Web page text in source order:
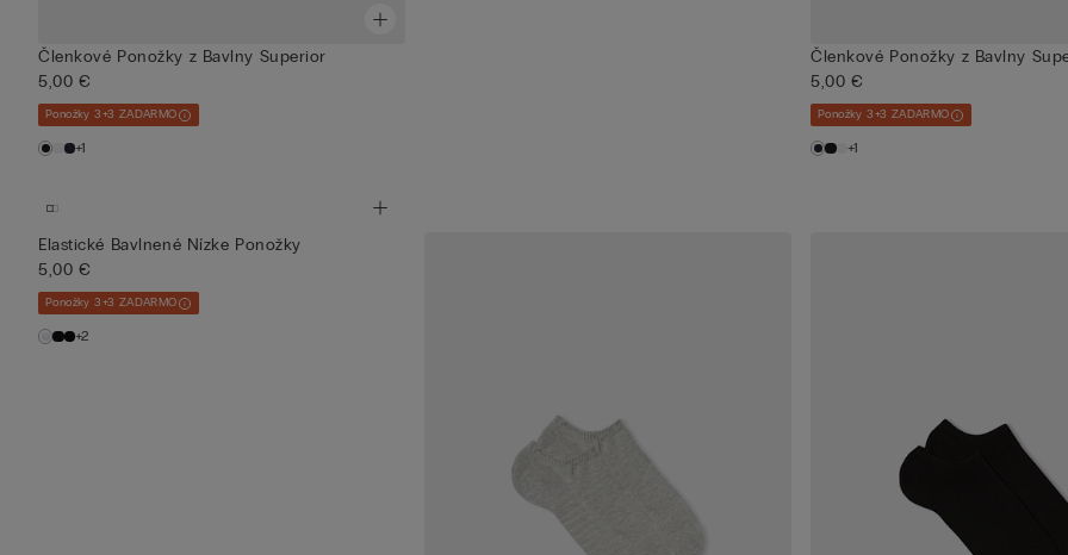
Členkové Ponožky z Bavlny Superior
5,00 €
Ponožky 3+3 ZADARMO
+1
Členkové Ponožky z Bavlny
5,00 €
Ponožky 3+3 ZADARMO
+1
Elastické Bavlnené Nízke Ponožky
5,00 €
Ponožky 3+3 ZADARMO
+2